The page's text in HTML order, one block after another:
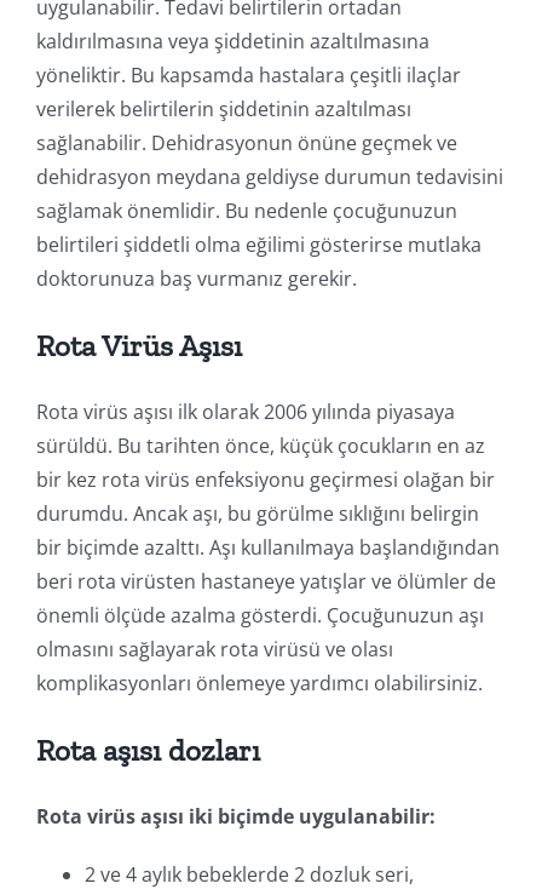
uygulanabilir. Tedavi belirtilerin ortadan
kaldırılmasına veya şiddetinin azaltılmasına
yöneliktir. Bu kapsamda hastalara çeşitli ilaçlar
verilerek belirtilerin şiddetinin azaltılması
sağlanabilir. Dehidrasyonun önüne geçmek ve
dehidrasyon meydana geldiyse durumun tedavisini
sağlamak önemlidir. Bu nedenle çocuğunuzun
belirtileri şiddetli olma eğilimi gösterirse mutlaka
doktorunuza baş vurmanız gerekir.
Rota Virüs Aşısı
Rota virüs aşısı ilk olarak 2006 yılında piyasaya
sürüldü. Bu tarihten önce, küçük çocukların en az
bir kez rota virüs enfeksiyonu geçirmesi olağan bir
durumdu. Ancak aşı, bu görülme sıklığını belirgin
bir biçimde azalttı. Aşı kullanılmaya başlandığından
beri rota virüsten hastaneye yatışlar ve ölümler de
önemli ölçüde azalma gösterdi. Çocuğunuzun aşı
olmasını sağlayarak rota virüsü ve olası
komplikasyonları önlemeye yardımcı olabilirsiniz.
Rota aşısı dozları
Rota virüs aşısı iki biçimde uygulanabilir:
2 ve 4 aylık bebeklerde 2 dozluk seri,